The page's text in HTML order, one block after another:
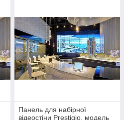
Панель для набірної
відеостіни Prestigio, модель